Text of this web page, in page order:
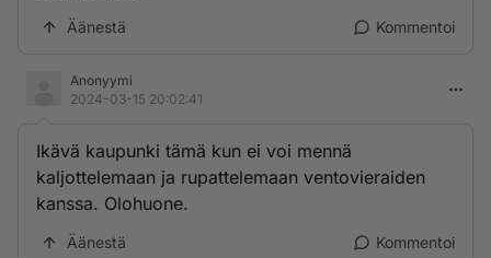
Äänestä Kommentoi
Anonyymi
2024-03-15 20:02:41
Ikävä kaupunki tämä kun ei voi mennä
kaljottelemaan ja rupattelemaan ventovieraiden
kanssa. Olohuone.
Äänestä Kommentoi